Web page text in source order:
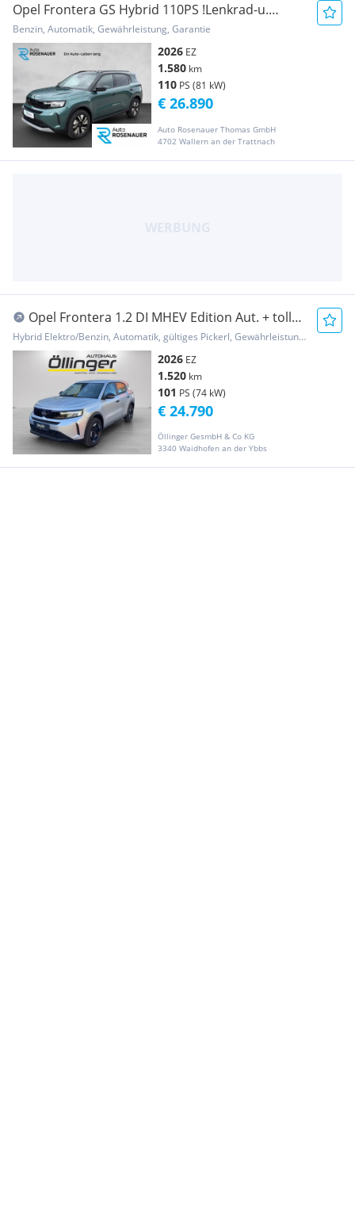
Opel Frontera GS Hybrid 110PS !Lenkrad-u.
!Sitzheizung!
Benzin, Automatik, Gewährleistung, Garantie
2026 EZ
1.580 km
110 PS (81 kW)
Auto Rosenauer Thomas GmbH
4702 Wallern an der Trattnach
€ 26.890
Opel Frontera 1.2 DI MHEV Edition Aut. + tolle
Extras!
Hybrid Elektro/Benzin, Automatik, gültiges Pickerl, Gewährleistung, Garantie
2026 EZ
1.520 km
101 PS (74 kW)
Öllinger GesmbH & Co KG
3340 Waidhofen an der Ybbs
€ 24.790